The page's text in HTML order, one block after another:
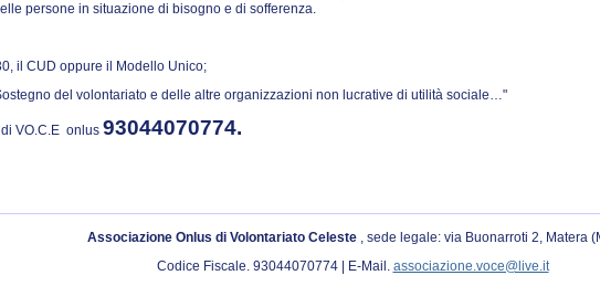
persone in situazione di bisogno e di sofferenza.
il CUD oppure il Modello Unico;
del volontariato e delle altre organizzazioni non lucrative di utilità sociale…"
VO.C.E onlus 93044070774.
Associazione Onlus di Volontariato Celeste , sede legale: via Buonarroti 2, Matera
Codice Fiscale. 93044070774 | E-Mail. associazione.voce@live.it